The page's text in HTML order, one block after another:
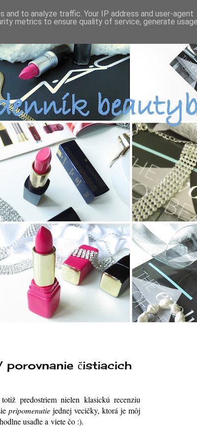
porovnanie čistiacich
predostriem nielen klasickú recenziu
pripomenutiejednej vecičky, ktorá je môj
usaďte a viete čo :).
to analyze traffic. Your IP address and user-agent
metrics to ensure quality of service, generate usage